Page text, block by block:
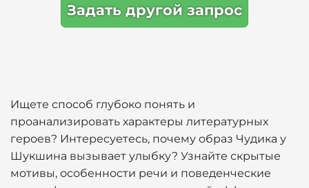
Задать другой запрос
Ищете способ глубоко понять и
проанализировать характеры литературных
героев? Интересуетесь, почему образ Чудика у
Шукшина вызывает улыбку? Узнайте скрытые
мотивы, особенности речи и поведенческие